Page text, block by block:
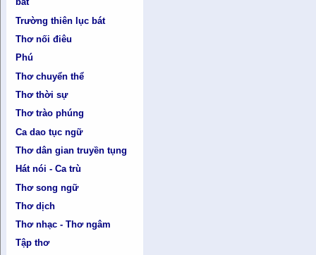
Trường thiên lục bát
Thơ nối điêu
Phú
Thơ chuyển thể
Thơ thời sự
Thơ trào phúng
Ca dao tục ngữ
Thơ dân gian truyền tụng
Hát nói - Ca trù
Thơ song ngữ
Thơ dịch
Thơ nhạc - Thơ ngâm
Tập thơ